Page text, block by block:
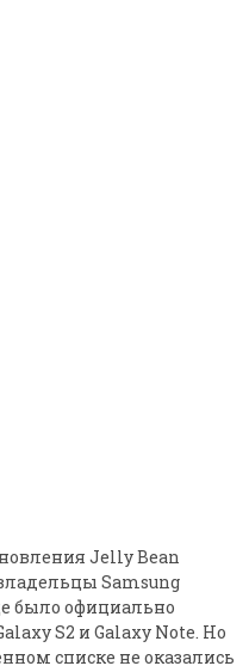
Jelly Bean
Samsung
было официально
S2 и Galaxy Note. Но
списке не оказались